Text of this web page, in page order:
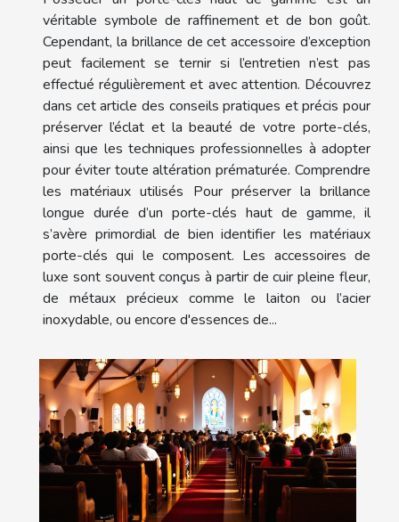
véritable symbole de raffinement et de bon goût.
Cependant, la brillance de cet accessoire d’exception
peut facilement se ternir si l’entretien n’est pas
effectué régulièrement et avec attention. Découvrez
dans cet article des conseils pratiques et précis pour
préserver l’éclat et la beauté de votre porte-clés,
ainsi que les techniques professionnelles à adopter
pour éviter toute altération prématurée. Comprendre
les matériaux utilisés Pour préserver la brillance
longue durée d’un porte-clés haut de gamme, il
s’avère primordial de bien identifier les matériaux
porte-clés qui le composent. Les accessoires de
luxe sont souvent conçus à partir de cuir pleine fleur,
de métaux précieux comme le laiton ou l’acier
inoxydable, ou encore d'essences de...